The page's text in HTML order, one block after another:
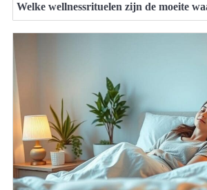
Welke wellnessrituelen zijn de moeite